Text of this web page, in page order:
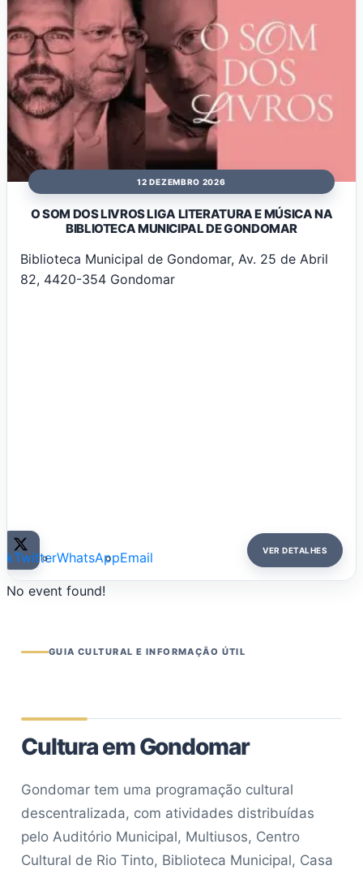
12 DEZEMBRO 2026
O SOM DOS LIVROS LIGA LITERATURA E MÚSICA NA
BIBLIOTECA MUNICIPAL DE GONDOMAR
Biblioteca Municipal de Gondomar, Av. 25 de Abril
82, 4420-354 Gondomar
TwitterWhatsAppEmail VER DETALHES
No event found!
GUIA CULTURAL E INFORMAÇÃO ÚTIL
Cultura em Gondomar
Gondomar tem uma programação cultural
descentralizada, com atividades distribuídas
pelo Auditório Municipal, Multiusos, Centro
Cultural de Rio Tinto, Biblioteca Municipal, Casa